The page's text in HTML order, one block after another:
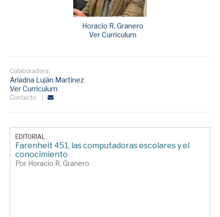
Horacio R. Granero
Ver Curriculum
Colaboradora:
Ariadna Luján Martínez
Ver Curriculum
Contacto
EDITORIAL
Farenheit 451, las computadoras escolares y el
conocimiento
Por Horacio R. Granero